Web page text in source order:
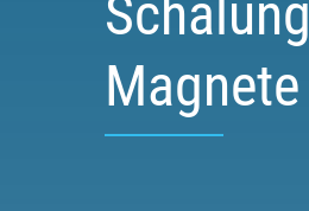
Magnete